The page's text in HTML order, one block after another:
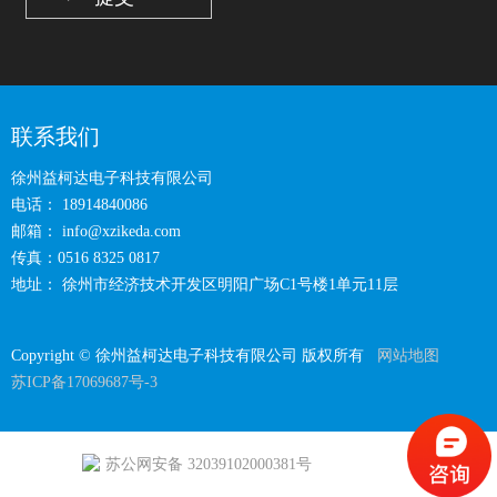
联系我们
徐州益柯达电子科技有限公司
电话： 18914840086
邮箱：
info@xzikeda.com
传真：0516 8325 0817
地址： 徐州市经济技术开发区明阳广场C1号楼1单元11层
Copyright © 徐州益柯达电子科技有限公司 版权所有
网站地图
苏ICP备17069687号-3
苏公网安备 32039102000381号